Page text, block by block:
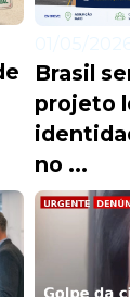
Brasil
projeto
no ...